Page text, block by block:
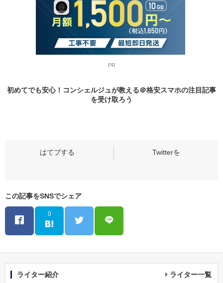
PR
初めてでも安心！コンシェルジュが教える＠格安スマホの注目記事
を受け取ろう
この記事をSNSでシェア
0
ライター紹介 ライター一覧